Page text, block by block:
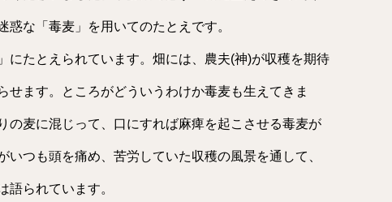
だ
い。
惑な「毒麦」を用いてのたとえです。
にたとえられています。畑には、農夫(神)が収穫を期待
せます。ところがどういうわけか毒麦も生えてきま
の麦に混じって、口にすれば麻痺を起こさせる毒麦が
いつも頭を痛め、苦労していた収穫の風景を通して、
語られています。